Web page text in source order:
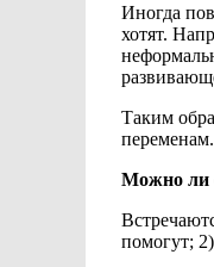
Иногда
хотят.
Таким
Можно ли
помогут;